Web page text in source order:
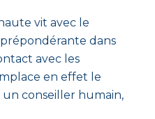
vit avec le
dans
avec les
en effet le
conseiller humain,